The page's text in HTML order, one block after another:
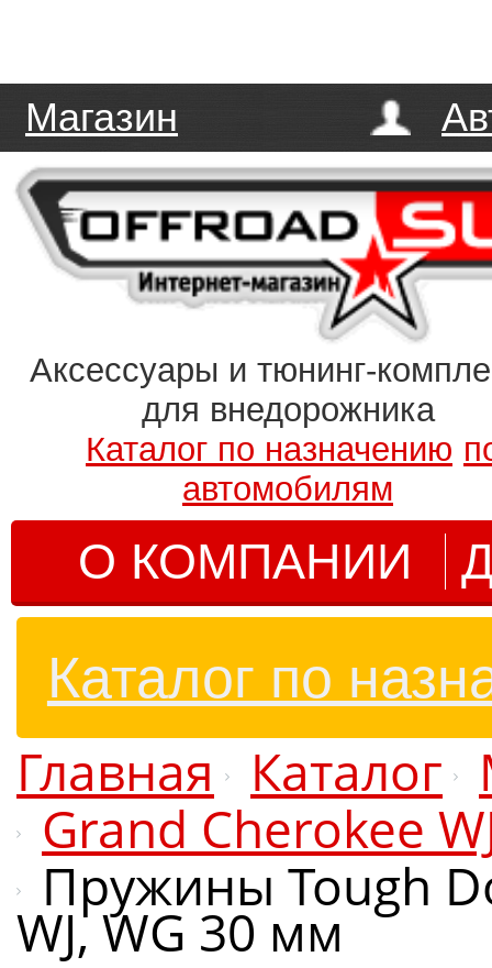
Магазин
Аксессуары и тюнинг-
для внедорожника
Каталог по назначению
автомобилям
О КОМПАНИИ
Каталог по
Главная Каталог
Grand Cherokee
Пружины Tough
WJ, WG 30 мм